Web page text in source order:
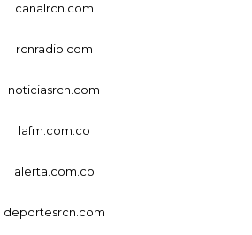
canalrcn.com
rcnradio.com
noticiasrcn.com
lafm.com.co
alerta.com.co
deportesrcn.com